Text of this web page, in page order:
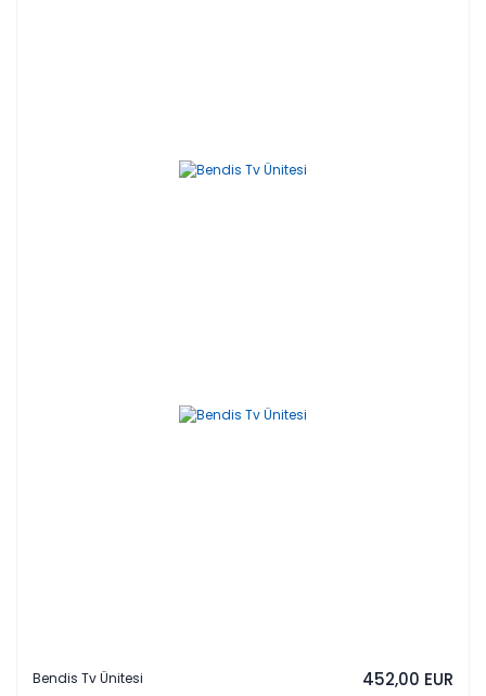
Bendis Tv Ünitesi 452,00 EUR